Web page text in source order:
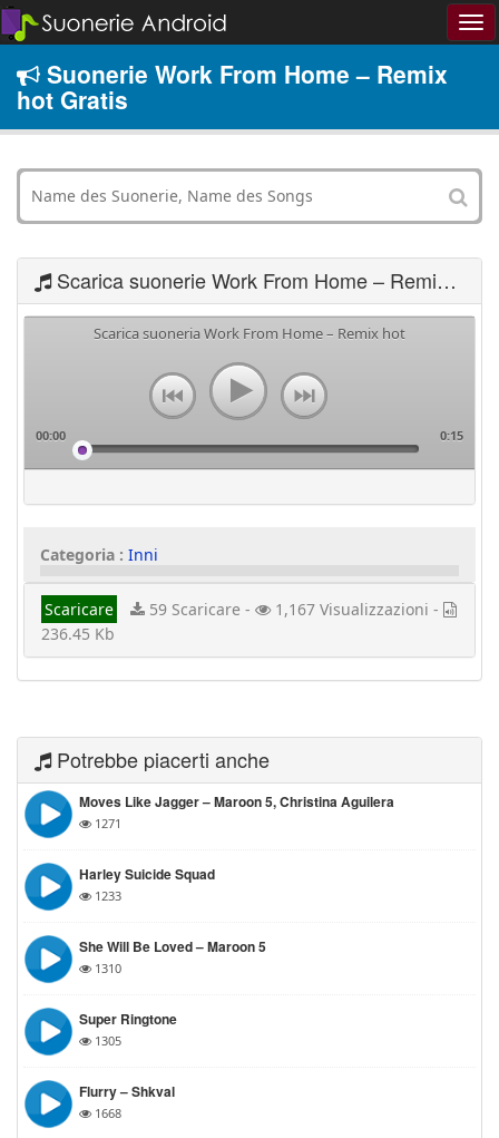
Suonerie Work From Home – Remix
hot Gratis
Scarica suonerie Work From Home – Remix hot
Scarica suoneria Work From Home – Remix hot
00:00 0:15
Categoria : Inni
Scaricare 59 Scaricare -
1,167 Visualizzazioni -
236.45 Kb
Potrebbe piacerti anche
Moves Like Jagger – Maroon 5, Christina Aguilera
1271
Harley Suicide Squad
1233
She Will Be Loved – Maroon 5
1310
Super Ringtone
1305
Flurry – Shkval
1668